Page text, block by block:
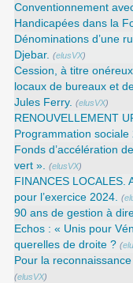
Conventionnement
Handicapées dans la
Dénominations d’une
Djebar. (elusVX)
Cession, à titre
locaux de bureaux et
Jules Ferry. (elusVX)
RENOUVELLEMENT
Programmation
Fonds d’accélération
vert ». (elusVX)
FINANCES
pour l’exercice 2024. (
90 ans de gestion à
Echos : « Unis pour
querelles de droite ? (
Pour la
(elusVX)